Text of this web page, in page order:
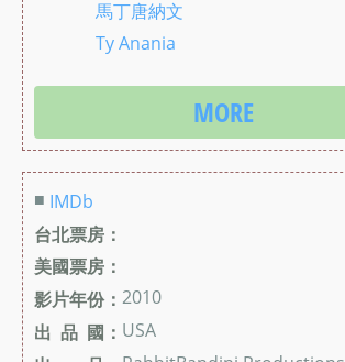
馬丁唐納文
Ty Anania
MORE
■ IMDb
台北票房：
美國票房：
影片年份： 2010
出 品 國： USA